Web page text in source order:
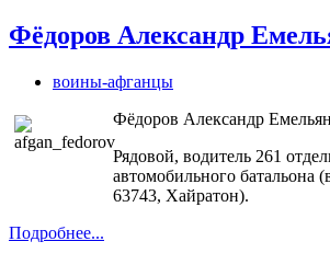
Фёдоров Александр
воины-афганцы
Фёдоров Александр
Рядовой, водитель 261
автомобильного батальона
63743, Хайратон).
Подробнее...